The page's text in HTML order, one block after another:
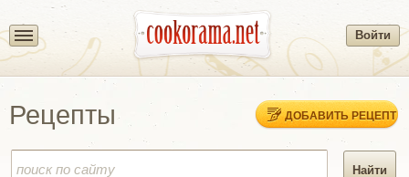
Войти
Рецепты ДОБАВИТЬ РЕЦЕПТ